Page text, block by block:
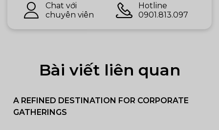
Chat với
chuyên viên
Hotline
0901.813.097
Bài viết liên quan
A REFINED DESTINATION FOR CORPORATE
GATHERINGS